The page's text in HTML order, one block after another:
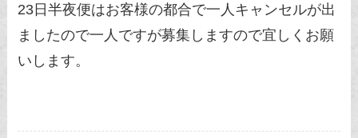
23日半夜便はお客様の都合で一人キャンセルが出
ましたので一人ですが募集しますので宜しくお願
いします。